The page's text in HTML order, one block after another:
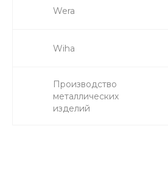
Wera
Wiha
Производство
металлических
изделий